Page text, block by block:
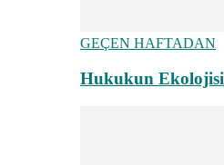
GEÇEN HAFTADAN
Hukukun Ekolojisi